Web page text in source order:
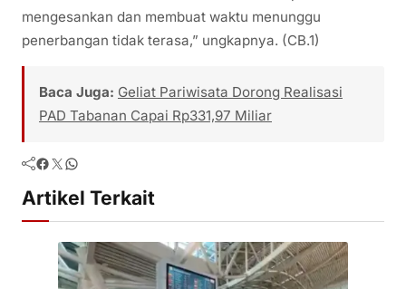
mengesankan dan membuat waktu menunggu
penerbangan tidak terasa,” ungkapnya. (CB.1)
Baca Juga: Geliat Pariwisata Dorong Realisasi
PAD Tabanan Capai Rp331,97 Miliar
Facebook Twitter WhatsApp
Artikel Terkait